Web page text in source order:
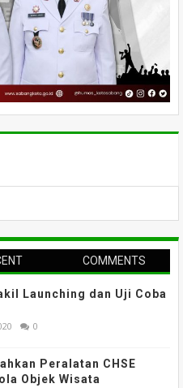
COMMENTS
Launching dan Uji Coba
0
Peralatan CHSE
Objek Wisata